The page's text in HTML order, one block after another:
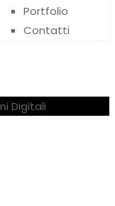
Portfolio
Contatti